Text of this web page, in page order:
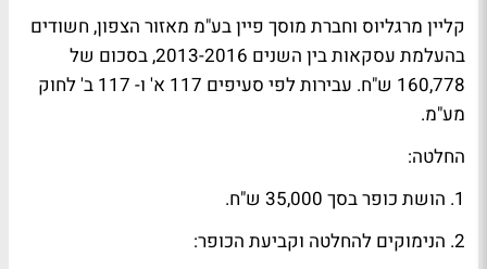
קליין מרגליוס וחברת מוסך פיין בע"מ מאזור הצפון, חשודים
בהעלמת עסקאות בין השנים 2013-2016, בסכום של
160,778 ש"ח. עבירות לפי סעיפים 117 א' ו- 117 ב' לחוק
מע"מ.
החלטה:
1. הושת כופר בסך 35,000 ש"ח.
2. הנימוקים להחלטה וקביעת הכופר: